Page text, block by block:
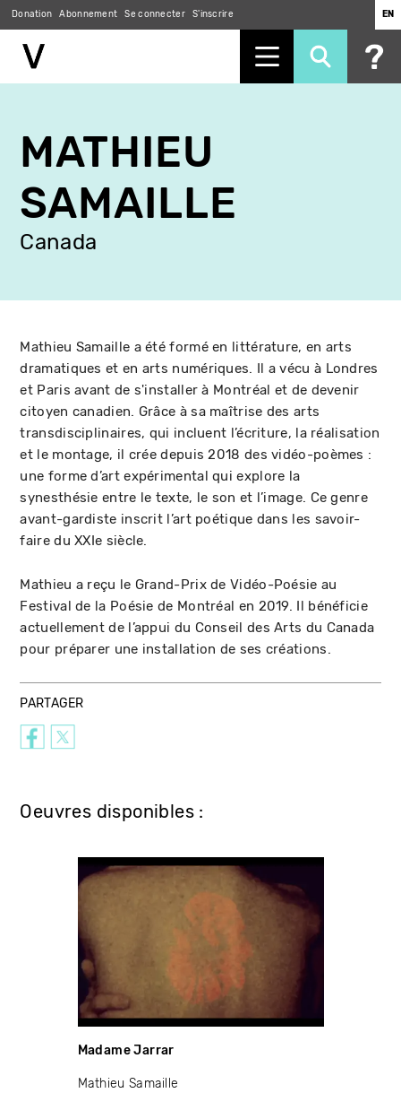
contenu
principal
Donation Abonnement Se connecter S'inscrire EN
MATHIEU
SAMAILLE
Canada
Mathieu Samaille a été formé en littérature, en arts
dramatiques et en arts numériques. Il a vécu à Londres
et Paris avant de s'installer à Montréal et de devenir
citoyen canadien. Grâce à sa maîtrise des arts
transdisciplinaires, qui incluent l’écriture, la réalisation
et le montage, il crée depuis 2018 des vidéo-poèmes :
une forme d’art expérimental qui explore la
synesthésie entre le texte, le son et l’image. Ce genre
avant-gardiste inscrit l’art poétique dans les savoir-
faire du XXIe siècle.
Mathieu a reçu le Grand-Prix de Vidéo-Poésie au
Festival de la Poésie de Montréal en 2019. Il bénéficie
actuellement de l’appui du Conseil des Arts du Canada
pour préparer une installation de ses créations.
PARTAGER
Oeuvres disponibles :
Madame Jarrar
Mathieu Samaille